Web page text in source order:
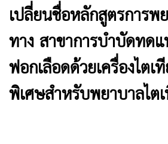
เปลี่ยนชื่อหลักสูตรการพ
ทาง สาขาการบำบัดทด
ฟอกเลือดด้วยเครื่องไตเ
พิเศษสำหรับพยาบาลไต